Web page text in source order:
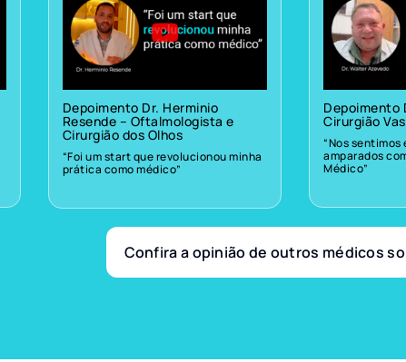
Depoimento Dr. Herminio
Resende – Oftalmologista e
Cirurgião dos Olhos
“Foi um start que revolucionou minha
prática como médico”
Depoimento
Cirurgião
“Nos
amparados
Médico”
Confira a opinião de outros médicos